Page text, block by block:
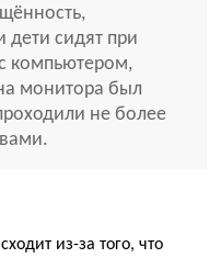
дети сидят при
компьютером,
монитора был
не более
из-за того, что